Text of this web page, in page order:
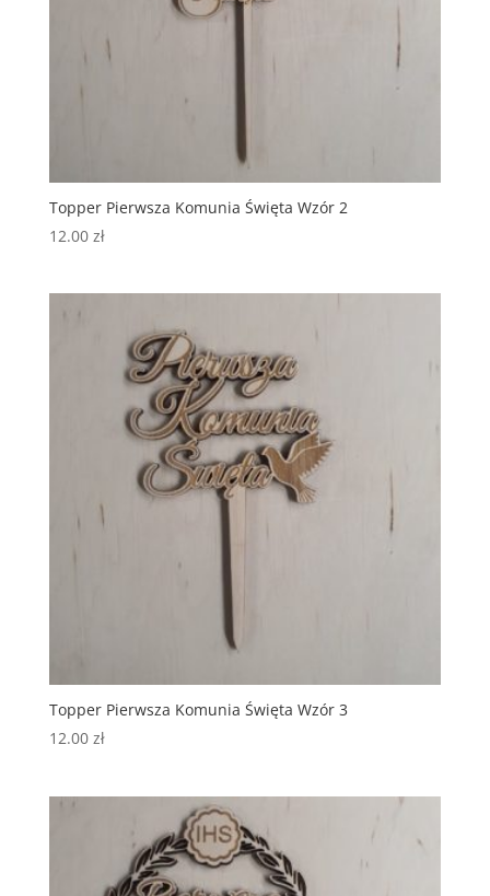
Topper Pierwsza Komunia Święta Wzór 2
12.00 zł
Topper Pierwsza Komunia Święta Wzór 3
12.00 zł